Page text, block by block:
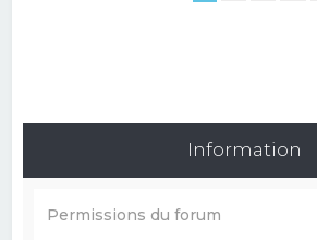
Information
Permissions du forum